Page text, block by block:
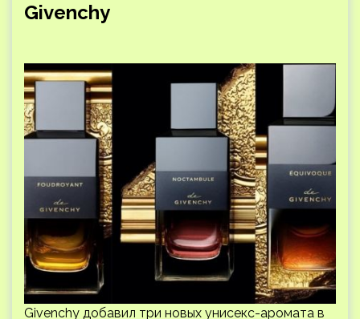
Givenchy
Givenchy добавил три новых унисекс-аромата в